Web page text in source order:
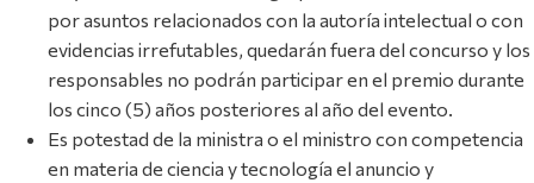
por asuntos relacionados con la autoría intelectual o con
evidencias irrefutables, quedarán fuera del concurso y los
responsables no podrán participar en el premio durante
los cinco (5) años posteriores al año del evento.
Es potestad de la ministra o el ministro con competencia
en materia de ciencia y tecnología el anuncio y